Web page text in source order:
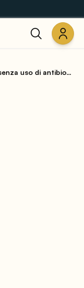
uso di antibiotici